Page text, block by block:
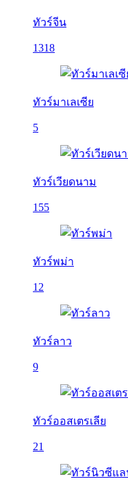
ทัวร์จีน
1318
ทัวร์มาเลเซีย
5
ทัวร์เวียดนาม
155
ทัวร์พม่า
12
ทัวร์ลาว
9
ทัวร์ออสเตรเลีย
21